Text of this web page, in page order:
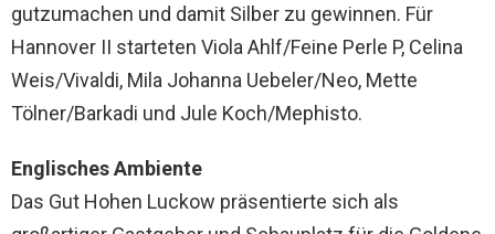
gutzumachen und damit Silber zu gewinnen. Für
Hannover II starteten Viola Ahlf/Feine Perle P, Celina
Weis/Vivaldi, Mila Johanna Uebeler/Neo, Mette
Tölner/Barkadi und Jule Koch/Mephisto.
Englisches Ambiente
Das Gut Hohen Luckow präsentierte sich als